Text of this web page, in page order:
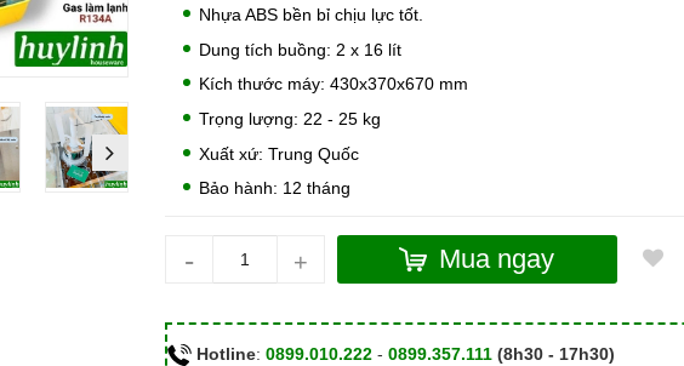
Nhựa ABS bền bỉ chịu lực tốt.
Dung tích buồng: 2 x 16 lít
Kích thước máy: 430x370x670 mm
Trọng lượng: 22 - 25 kg
Xuất xứ: Trung Quốc
Bảo hành: 12 tháng
- + Mua ngay
Hotline: 0899.010.222- 0899.357.111 (8h30 - 17h30)